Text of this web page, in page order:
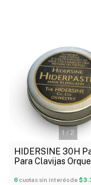
1/ 2
HIDERSINE 30H
Para Clavijas
6 cuotas sin interés de